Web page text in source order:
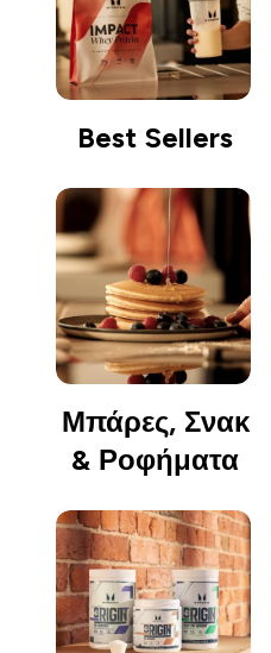
Best Sellers
Μπάρες, Σνακ
& Ροφήματα